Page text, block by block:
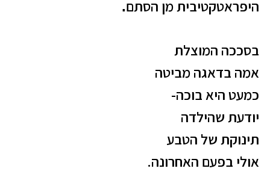
היפראטקטיבית מן הסתם.
בסככה המוצלת
אמה בדאגה מביטה
כמעט היא בוכה-
יודעתשהילדה
תינוקת של הטבע
אולי בפעם האחרונה.